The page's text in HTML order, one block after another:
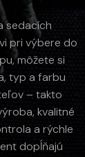
sedacích
pri výbere do
môžete si
typ a farbu
– takto
kvalitné
a rýchle
dopĺňajú